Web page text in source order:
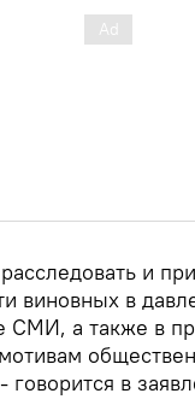
и
виновных в
СМИ, а также в
говорится в